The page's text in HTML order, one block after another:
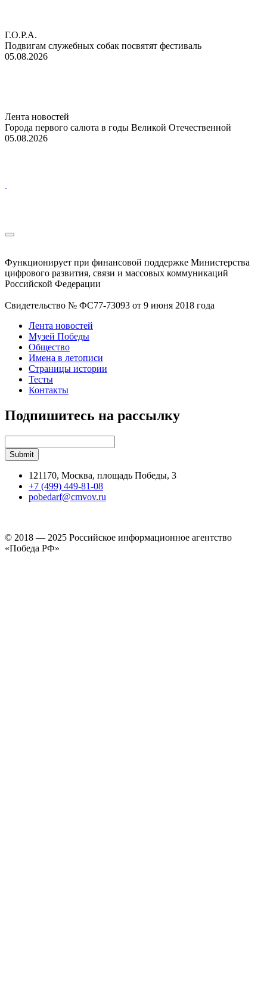
Г.О.Р.А.
Подвигам служебных собак посвятят фестиваль
05.08.2026
Лента новостей
Города первого салюта в годы Великой Отечественной
05.08.2026
Функционирует при финансовой поддержке Министерства
цифрового развития, связи и массовых коммуникаций
Российской Федерации
Свидетельство № ФС77-73093 от 9 июня 2018 года
Лента новостей
Музей Победы
Общество
Имена в летописи
Страницы истории
Тесты
Контакты
Подпишитесь на рассылку
121170, Москва, площадь Победы, 3
+7 (499) 449-81-08
pobedarf@cmvov.ru
© 2018 — 2025 Российское информационное агентство
«Победа РФ»